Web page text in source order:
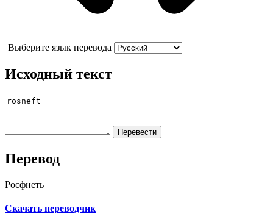
Выберите язык перевода
Исходный текст
Перевод
Росфнеть
Скачать переводчик